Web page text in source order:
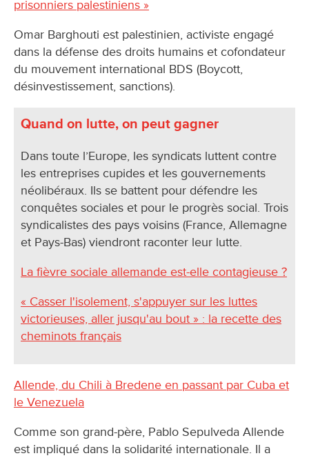
prisonniers palestiniens »
Omar Barghouti est palestinien, activiste engagé
dans la défense des droits humains et cofondateur
du mouvement international BDS (Boycott,
désinvestissement, sanctions).
Quand on lutte, on peut gagner
Dans toute l’Europe, les syndicats luttent contre
les entreprises cupides et les gouvernements
néolibéraux. Ils se battent pour défendre les
conquêtes sociales et pour le progrès social. Trois
syndicalistes des pays voisins (France, Allemagne
et Pays-Bas) viendront raconter leur lutte.
La fièvre sociale allemande est-elle contagieuse ?
« Casser l'isolement, s'appuyer sur les luttes
victorieuses, aller jusqu'au bout » : la recette des
cheminots français
Allende, du Chili à Bredene en passant par Cuba et
le Venezuela
Comme son grand-père, Pablo Sepulveda Allende
est impliqué dans la solidarité internationale. Il a